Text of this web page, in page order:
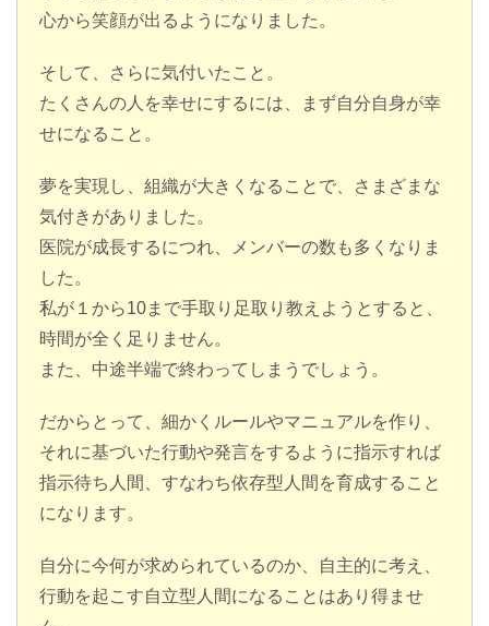
心から笑顔が出るようになりました。
そして、さらに気付いたこと。
たくさんの人を幸せにするには、まず自分自身が幸
せになること。
夢を実現し、組織が大きくなることで、さまざまな
気付きがありました。
医院が成長するにつれ、メンバーの数も多くなりま
した。
私が１から10まで手取り足取り教えようとすると、
時間が全く足りません。
また、中途半端で終わってしまうでしょう。
だからとって、細かくルールやマニュアルを作り、
それに基づいた行動や発言をするように指示すれば
指示待ち人間、すなわち依存型人間を育成すること
になります。
自分に今何が求められているのか、自主的に考え、
行動を起こす自立型人間になることはあり得ませ